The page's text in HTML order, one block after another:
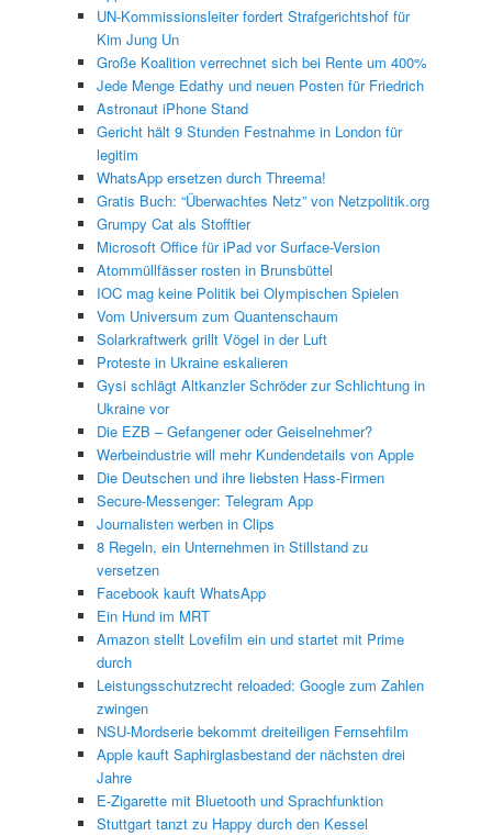
UN-Kommissionsleiter fordert Strafgerichtshof für
Kim Jung Un
Große Koalition verrechnet sich bei Rente um 400%
Jede Menge Edathy und neuen Posten für Friedrich
Astronaut iPhone Stand
Gericht hält 9 Stunden Festnahme in London für
legitim
WhatsApp ersetzen durch Threema!
Gratis Buch: “Überwachtes Netz” von Netzpolitik.org
Grumpy Cat als Stofftier
Microsoft Office für iPad vor Surface-Version
Atommüllfässer rosten in Brunsbüttel
IOC mag keine Politik bei Olympischen Spielen
Vom Universum zum Quantenschaum
Solarkraftwerk grillt Vögel in der Luft
Proteste in Ukraine eskalieren
Gysi schlägt Altkanzler Schröder zur Schlichtung in
Ukraine vor
Die EZB – Gefangener oder Geiselnehmer?
Werbeindustrie will mehr Kundendetails von Apple
Die Deutschen und ihre liebsten Hass-Firmen
Secure-Messenger: Telegram App
Journalisten werben in Clips
8 Regeln, ein Unternehmen in Stillstand zu
versetzen
Facebook kauft WhatsApp
Ein Hund im MRT
Amazon stellt Lovefilm ein und startet mit Prime
durch
Leistungsschutzrecht reloaded: Google zum Zahlen
zwingen
NSU-Mordserie bekommt dreiteiligen Fernsehfilm
Apple kauft Saphirglasbestand der nächsten drei
Jahre
E-Zigarette mit Bluetooth und Sprachfunktion
Stuttgart tanzt zu Happy durch den Kessel